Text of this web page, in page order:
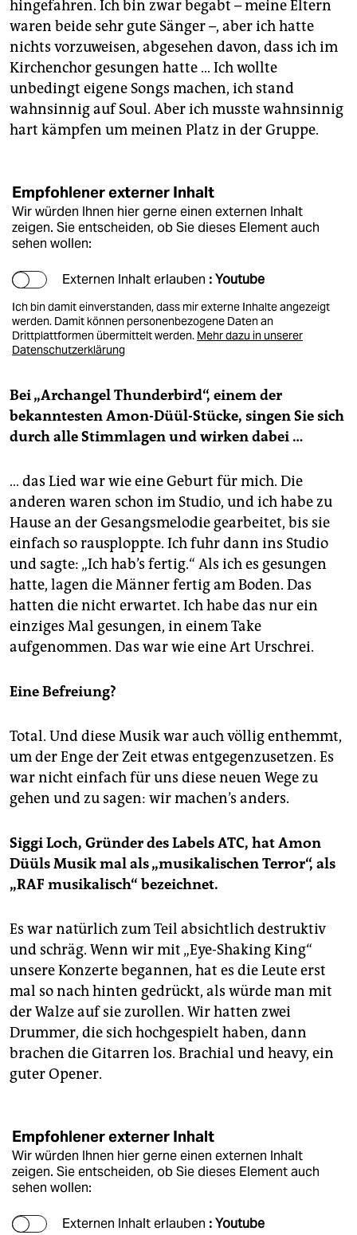
hingefahren. Ich bin zwar begabt – meine Eltern
waren beide sehr gute Sänger –, aber ich hatte
nichts vorzuweisen, abgesehen davon, dass ich im
Kirchenchor gesungen hatte … Ich wollte
unbedingt eigene Songs machen, ich stand
wahnsinnig auf Soul. Aber ich musste wahnsinnig
hart kämpfen um meinen Platz in der Gruppe.
Empfohlener externer Inhalt
Wir würden Ihnen hier gerne einen externen Inhalt
zeigen. Sie entscheiden, ob Sie dieses Element auch
sehen wollen:
Externen Inhalt erlauben : Youtube
Ich bin damit einverstanden, dass mir externe Inhalte angezeigt
werden. Damit können personenbezogene Daten an
Drittplattformen übermittelt werden. Mehr dazu in unserer
Datenschutzerklärung
Bei „Archangel Thunderbird“, einem der
bekanntesten Amon-Düül-Stücke, singen Sie sich
durch alle Stimmlagen und wirken dabei …
… das Lied war wie eine Geburt für mich. Die
anderen waren schon im Studio, und ich habe zu
Hause an der Gesangsmelodie gearbeitet, bis sie
einfach so rausploppte. Ich fuhr dann ins Studio
und sagte: „Ich hab’s fertig.“ Als ich es gesungen
hatte, lagen die Männer fertig am Boden. Das
hatten die nicht erwartet. Ich habe das nur ein
einziges Mal gesungen, in einem Take
aufgenommen. Das war wie eine Art Urschrei.
Eine Befreiung?
Total. Und diese Musik war auch völlig enthemmt,
um der Enge der Zeit etwas entgegenzusetzen. Es
war nicht einfach für uns diese neuen Wege zu
gehen und zu sagen: wir machen’s anders.
Siggi Loch, Gründer des Labels ATC, hat Amon
Düüls Musik mal als „musikalischen Terror“, als
„RAF musikalisch“ bezeichnet.
Es war natürlich zum Teil absichtlich destruktiv
und schräg. Wenn wir mit „Eye-Shaking King“
unsere Konzerte begannen, hat es die Leute erst
mal so nach hinten gedrückt, als würde man mit
der Walze auf sie zurollen. Wir hatten zwei
Drummer, die sich hochgespielt haben, dann
brachen die Gitarren los. Brachial und heavy, ein
guter Opener.
Empfohlener externer Inhalt
Wir würden Ihnen hier gerne einen externen Inhalt
zeigen. Sie entscheiden, ob Sie dieses Element auch
sehen wollen:
Externen Inhalt erlauben : Youtube